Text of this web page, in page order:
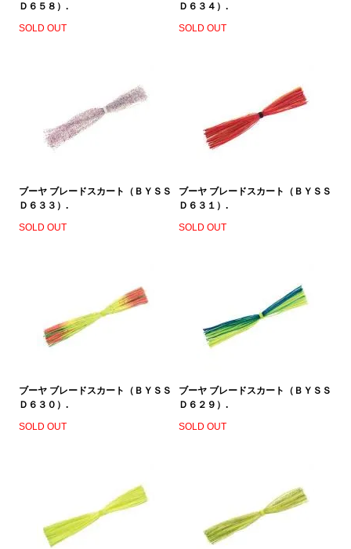
Ｄ６５８）.
SOLD OUT
Ｄ６３４）.
SOLD OUT
ブーヤ ブレードスカート（ＢＹＳＳ
Ｄ６３３）.
SOLD OUT
ブーヤ ブレードスカート（ＢＹＳＳ
Ｄ６３１）.
SOLD OUT
ブーヤ ブレードスカート（ＢＹＳＳ
Ｄ６３０）.
SOLD OUT
ブーヤ ブレードスカート（ＢＹＳＳ
Ｄ６２９）.
SOLD OUT